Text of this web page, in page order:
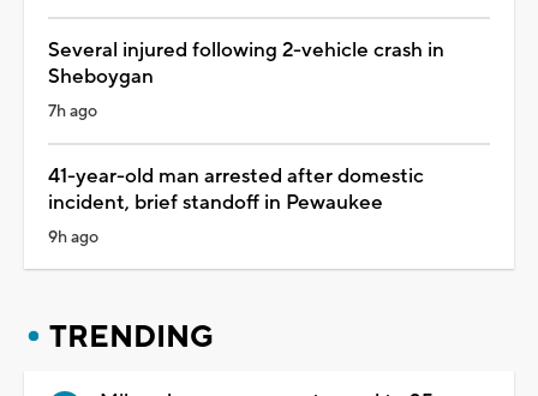
Several injured following 2-vehicle crash in
Sheboygan
7h ago
41-year-old man arrested after domestic
incident, brief standoff in Pewaukee
9h ago
TRENDING